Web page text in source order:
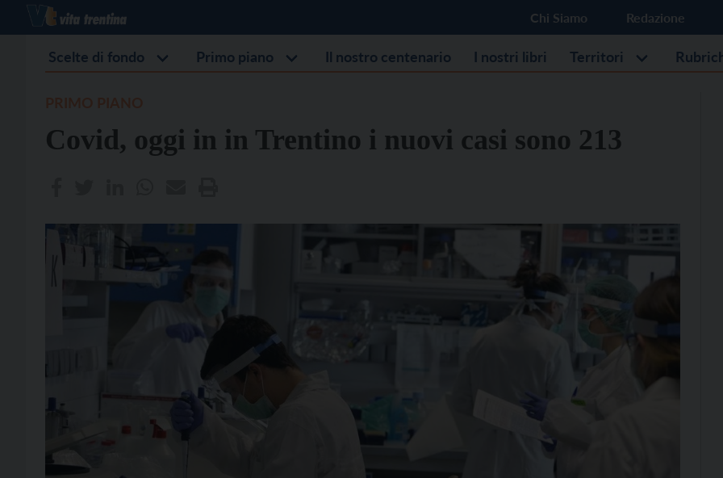
Chi Siamo Redazione
Scelte di fondo Primo piano Il nostro centenario I nostri libri Territori
Covid, oggi in in Trentino i nuovi casi sono 213